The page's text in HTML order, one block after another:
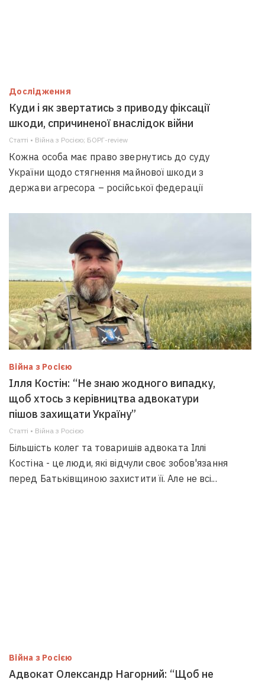
Дослідження
Куди і як звертатись з приводу фіксації
шкоди, спричиненої внаслідок війни
Статті • Війна з Росією; БОРГ-review
Кожна особа має право звернутись до суду
України щодо стягнення майнової шкоди з
держави агресора – російської федерації
Війна з Росією
Ілля Костін: “Не знаю жодного випадку,
щоб хтось з керівництва адвокатури
пішов захищати Україну”
Статті • Війна з Росією
Більшість колег та товаришів адвоката Іллі
Костіна - це люди, які відчули своє зобов'язання
перед Батьківщиною захистити її. Але не всі...
Війна з Росією
Адвокат Олександр Нагорний: “Щоб не